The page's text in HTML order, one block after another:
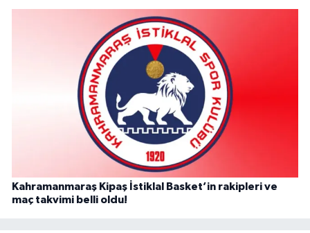
Kahramanmaraş Kipaş İstiklal Basket’in rakipleri ve
maç takvimi belli oldu!